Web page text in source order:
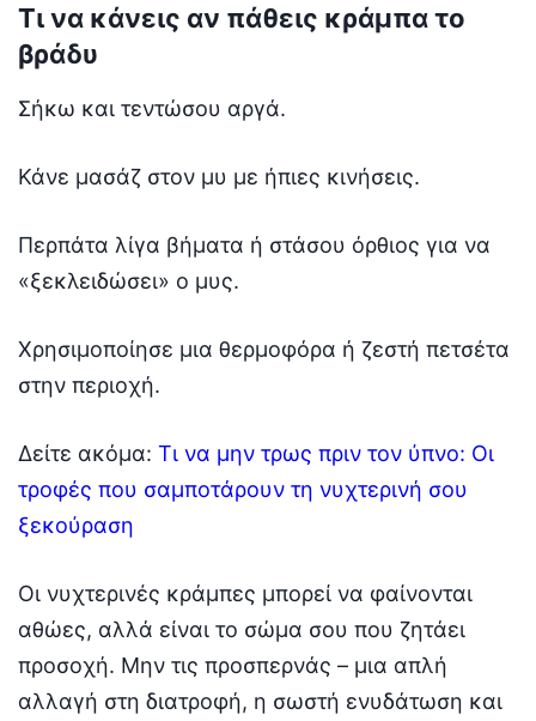
Τι να κάνεις αν πάθεις κράμπα το
βράδυ
Σήκω και τεντώσου αργά.
Κάνε μασάζ στον μυ με ήπιες κινήσεις.
Περπάτα λίγα βήματα ή στάσου όρθιος για να
«ξεκλειδώσει» ο μυς.
Χρησιμοποίησε μια θερμοφόρα ή ζεστή πετσέτα
στην περιοχή.
Δείτε ακόμα: Τι να μην τρως πριν τον ύπνο: Οι
τροφές που σαμποτάρουν τη νυχτερινή σου
ξεκούραση
Οι νυχτερινές κράμπες μπορεί να φαίνονται
αθώες, αλλά είναι το σώμα σου που ζητάει
προσοχή. Μην τις προσπερνάς – μια απλή
αλλαγή στη διατροφή, η σωστή ενυδάτωση και